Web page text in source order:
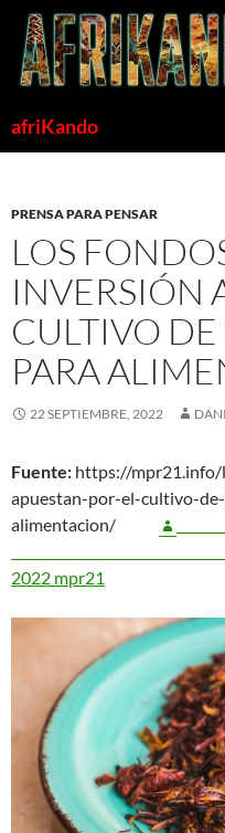
Saltar
contenido
afriKando
PRENSA PARA PENSAR
LOS
INVERSIÓN
CULTIVO
PARA
22 SEPTIEMBRE, 2022
Fuente: https://
apuestan-por-el-cultivo-
alimentacion/
2022 mpr21